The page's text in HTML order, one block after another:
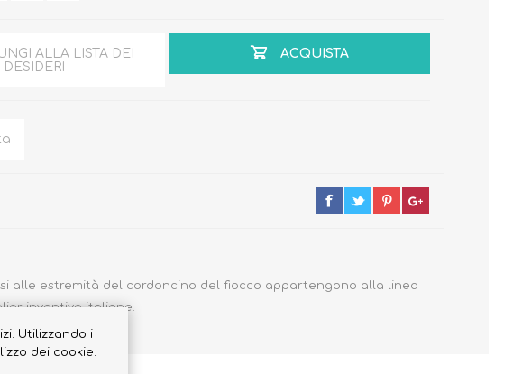
APERTA
da Bagno Autunno - Inverno
ALLA LISTA DEI
DESIDERI
ACQUISTA
alle estremità del cordoncino del fiocco appartengono alla linea
inventiva italiane.
Utilizzando i
dei cookie.